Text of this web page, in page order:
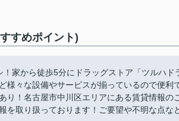
すめポイント)
！家から徒歩5分にドラッグストア「ツルハ
様々な設備やサービスが揃っているので便利
り！名古屋市中川区エリアにある賃貸情報の
を取り扱っております！ご要望や不明な点な